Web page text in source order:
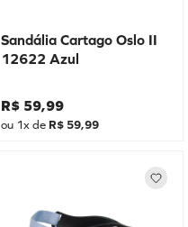
Sandália Cartago Oslo II
12622 Azul
R$ 59,99
ou 1x de R$ 59,99